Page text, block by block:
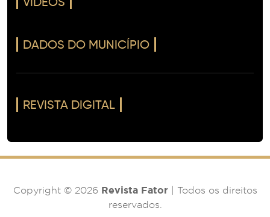
DADOS DO MUNICÍPIO
REVISTA DIGITAL
Copyright © 2026 Revista Fator| Todos os direitos
reservados.